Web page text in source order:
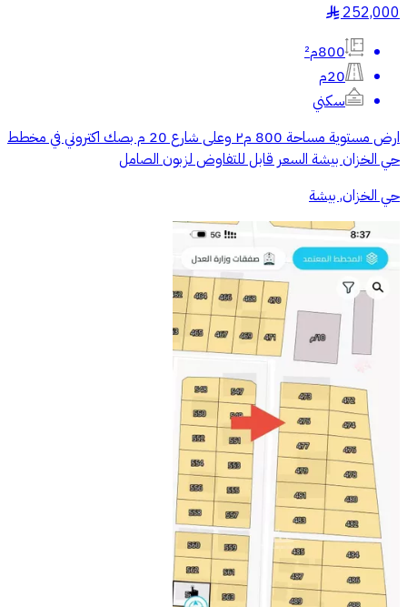
252,000
§
800م²
20م
سكني
ارض مستوية مساحة 800 م٢ وعلى شارع 20 م بصك اكتروني في مخطط
حي الخزان بيشة السعر قابل للتفاوض لزبون الصامل
حي الخزان, بيشة